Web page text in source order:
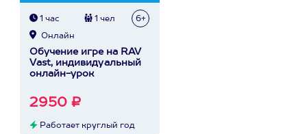
1 час 1 чел 6+
Онлайн
Обучение игре на RAV
Vast, индивидуальный
онлайн-урок
2950 ₽
Работает круглый год